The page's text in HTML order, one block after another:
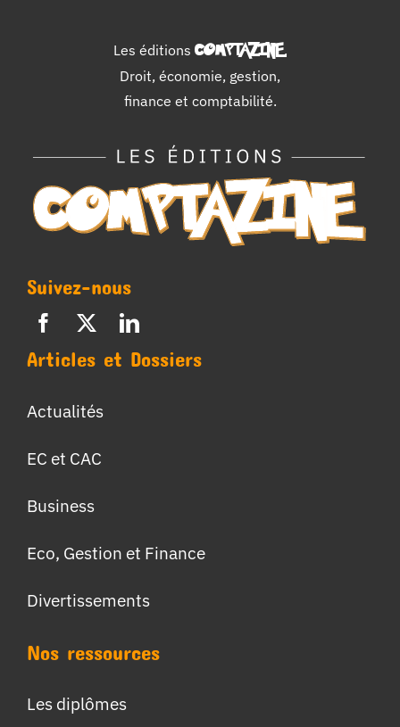
Les éditions COMPTAZINE.
Droit, économie, gestion,
finance et comptabilité.
Suivez-nous
Articles et Dossiers
Actualités
EC et CAC
Business
Eco, Gestion et Finance
Divertissements
Nos ressources
Les diplômes